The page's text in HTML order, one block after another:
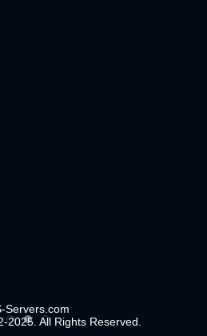
Servers.com
2025. All Rights Reserved.